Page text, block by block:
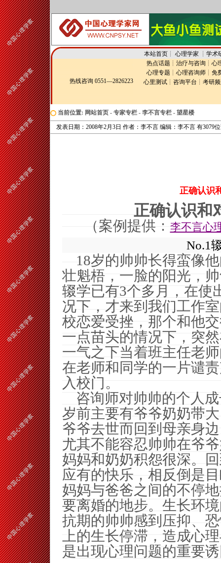
本站首页┊ 心理学家 ┊ 学术
热线咨询 0551—2826223
热点话题 ┊ 治疗与咨询 ┊ 心
心理专题 ┊ 心理咨询师 ┊ 免
心里测试 ┊ 咨询平台 ┊ 考研
当前位置: 网站首页 - 专家专栏 - 李不言专栏 - 望星楼
发表日期：2008年2月3日 作者：李不言 编辑：李不言 有3079
正确认识
正确认识和
（案例提供： 李不言心
No.1
18岁的帅帅长得蛮像
壮魁梧，一脸的阳光，
辍学已有3个多月，在使
况下，才来到我们工作
校恋爱受挫，那个和他
一点苗头的情况下，突
一气之下当着班主任老
在老师和同学的一片谴
入校门。
咨询师对帅帅的个人
岁前主要有爷爷奶奶带
爷爷去世而回到母亲身
尤其不能容忍帅帅在爷
妈妈和奶奶积怨很深。
应有的快乐，相反倒是
妈妈与爸爸之间的不停
要离婚的地步。生长环
抗期的帅帅感到压抑、
上的生长停滞，造成心
是出现心理问题的重要